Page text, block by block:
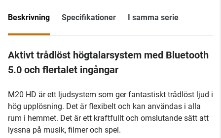
Beskrivning Specifikationer I samma serie
Aktivt trådlöst högtalarsystem med Bluetooth
5.0 och flertalet ingångar
M20 HD är ett ljudsystem som ger fantastiskt trådlöst ljud i
hög upplösning. Det är flexibelt och kan användas i alla
rum i hemmet. Det är ett kraftfullt och omslutande sätt att
lyssna på musik, filmer och spel.